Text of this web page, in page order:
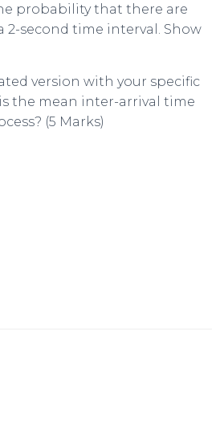
probability that there are
2-second time interval. Show
version with your specific
the mean inter-arrival time
(5 Marks)